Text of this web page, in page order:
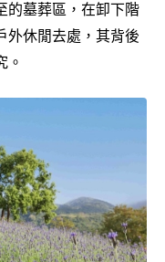
的墓葬區，在卸下階
外休閒去處，其背後
。